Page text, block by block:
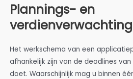
Plannings- en
Het werkschema van een
afhankelijk zijn van de deadlines
doet. Waarschijnlijk mag u binnen